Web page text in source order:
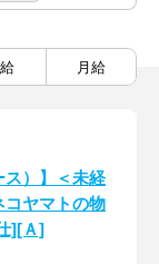
月給
ス）】＜未経
コヤマトの物
][Ａ]